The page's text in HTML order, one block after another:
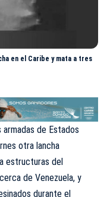
en el Caribe y mata a tres
armadas de Estados
otra lancha
estructuras del
de Venezuela, y
durante el